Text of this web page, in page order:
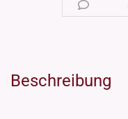
Beschreibung